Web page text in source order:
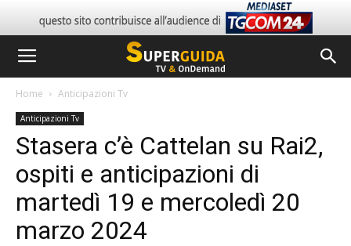
Home Anticipazioni Tv
Anticipazioni Tv
Stasera c’è Cattelan su Rai2,
ospiti e anticipazioni di
martedì 19 e mercoledì 20
marzo 2024